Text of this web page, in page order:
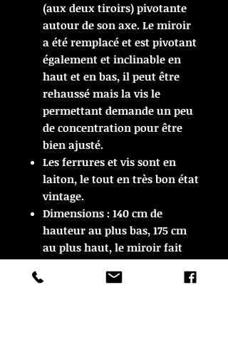
(aux deux tiroirs) pivotante
autour de son axe. Le miroir
a été remplacé et est pivotant
également et inclinable en
haut et en bas, il peut être
rehaussé mais la vis le
permettant demande un peu
de concentration pour être
bien ajusté.
Les ferrures et vis sont en
laiton, le tout en très bon état
vintage.
Dimensions : 140 cm de
hauteur au plus bas, 175 cm
au plus haut, le miroir fait
avec sa structure.